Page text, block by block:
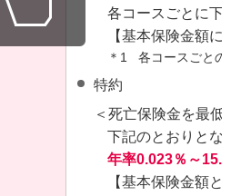
各コースごとに下
【基本保険金額
＊1 各コースごと
特約
＜死亡保険金を最
下記のとおりとな
年率0.023％～
【基本保険金額